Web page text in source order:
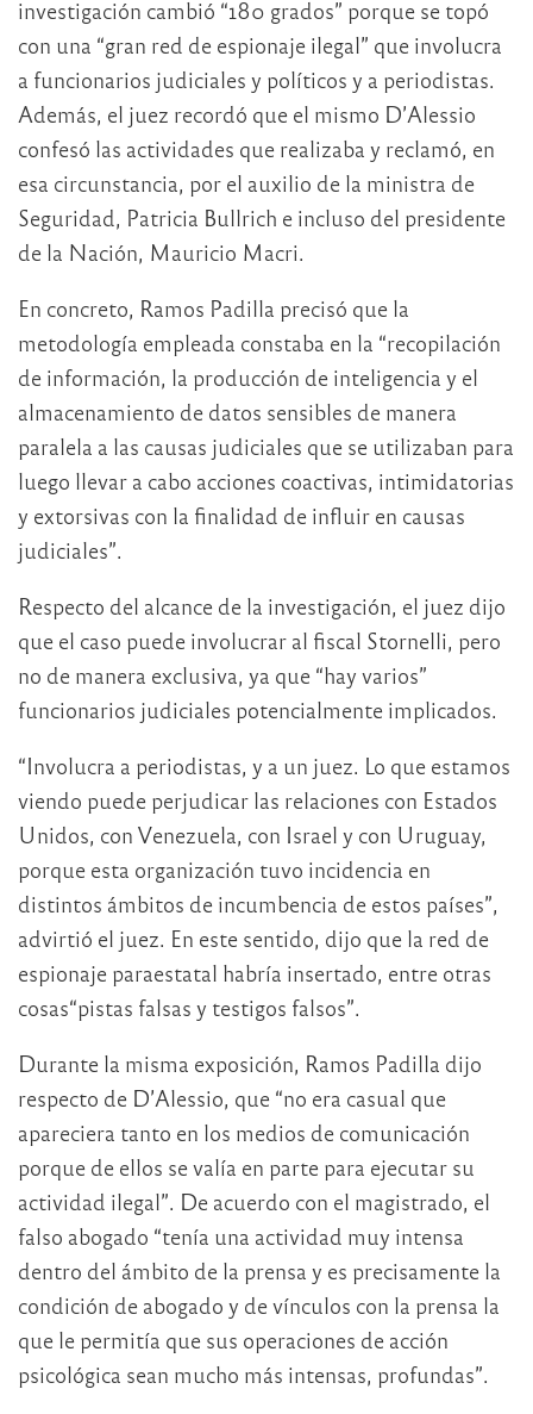
investigación cambió “180 grados” porque se topó
con una “gran red de espionaje ilegal” que involucra
a funcionarios judiciales y políticos y a periodistas.
Además, el juez recordó que el mismo D’Alessio
confesó las actividades que realizaba y reclamó, en
esa circunstancia, por el auxilio de la ministra de
Seguridad, Patricia Bullrich e incluso del presidente
de la Nación, Mauricio Macri.
En concreto, Ramos Padilla precisó que la
metodología empleada constaba en la “recopilación
de información, la producción de inteligencia y el
almacenamiento de datos sensibles de manera
paralela a las causas judiciales que se utilizaban para
luego llevar a cabo acciones coactivas, intimidatorias
y extorsivas con la finalidad de influir en causas
judiciales”.
Respecto del alcance de la investigación, el juez dijo
que el caso puede involucrar al fiscal Stornelli, pero
no de manera exclusiva, ya que “hay varios”
funcionarios judiciales potencialmente implicados.
“Involucra a periodistas, y a un juez. Lo que estamos
viendo puede perjudicar las relaciones con Estados
Unidos, con Venezuela, con Israel y con Uruguay,
porque esta organización tuvo incidencia en
distintos ámbitos de incumbencia de estos países”,
advirtió el juez. En este sentido, dijo que la red de
espionaje paraestatal habría insertado, entre otras
cosas“pistas falsas y testigos falsos”.
Durante la misma exposición, Ramos Padilla dijo
respecto de D’Alessio, que “no era casual que
apareciera tanto en los medios de comunicación
porque de ellos se valía en parte para ejecutar su
actividad ilegal”. De acuerdo con el magistrado, el
falso abogado “tenía una actividad muy intensa
dentro del ámbito de la prensa y es precisamente la
condición de abogado y de vínculos con la prensa la
que le permitía que sus operaciones de acción
psicológica sean mucho más intensas, profundas”.